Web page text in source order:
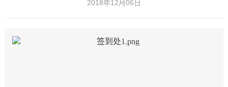
2018年12月06日